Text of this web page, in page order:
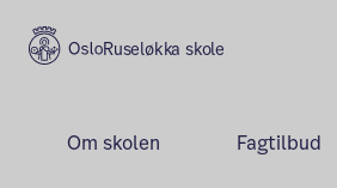
Ruseløkka skole
Om skolen Fagtilbud